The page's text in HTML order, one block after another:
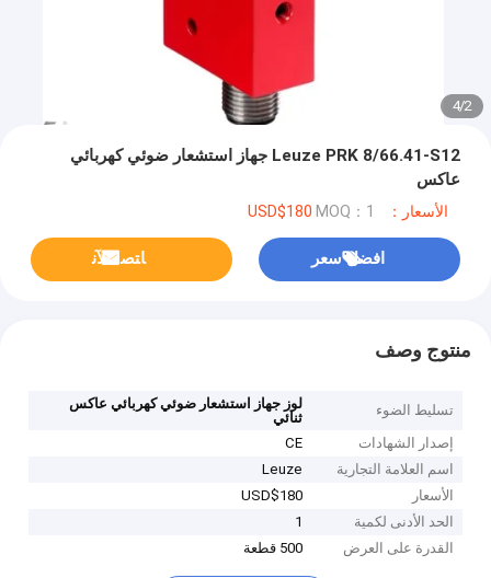
2
/
4
Leuze PRK 8/66.41-S12 جهاز استشعار ضوئي كهربائي
عاكس
الأسعار：USD$180 MOQ：1
افضل سعر ﺎﺘﺼﻟ ﺍﻶﻧ
منتوج وصف
تسليط الضوء
لوز جهاز استشعار ضوئي كهربائي عاكس
ثنائي
إصدار الشهادات
CE
اسم العلامة التجارية
Leuze
الأسعار
USD$180
الحد الأدنى لكمية
1
القدرة على العرض
500 قطعة